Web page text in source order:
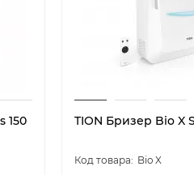
150
TION Бризер Bio X
Bio X